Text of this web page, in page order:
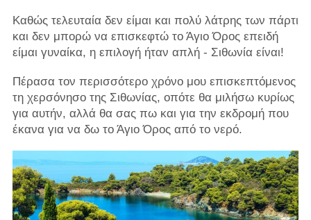
Καθώς τελευταία δεν είμαι και πολύ λάτρης των πάρτι
και δεν μπορώ να επισκεφτώ το Άγιο Όρος επειδή
είμαι γυναίκα, η επιλογή ήταν απλή - Σιθωνία είναι!
Πέρασα τον περισσότερο χρόνο μου επισκεπτόμενος
τη χερσόνησο της Σιθωνίας, οπότε θα μιλήσω κυρίως
για αυτήν, αλλά θα σας πω και για την εκδρομή που
έκανα για να δω το Άγιο Όρος από το νερό.